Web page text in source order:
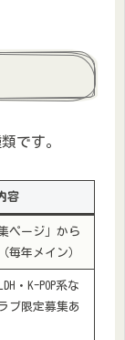
です。
容
ページ」から
毎年メイン）
・K-POP系な
ブ限定募集あ